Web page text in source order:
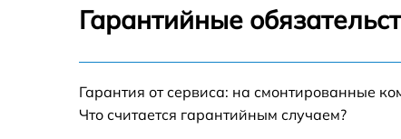
Гарантийные
Гарантия от сервиса: на смонтированные
Что считается гарантийным случаем?